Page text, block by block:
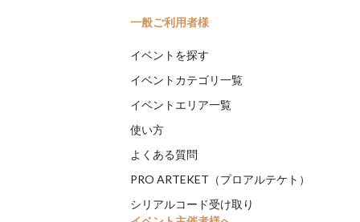
一般ご利用者様
イベントを探す
イベントカテゴリ一覧
イベントエリア一覧
使い方
よくある質問
PRO ARTEKET（プロアルテケト）
シリアルコード受け取り